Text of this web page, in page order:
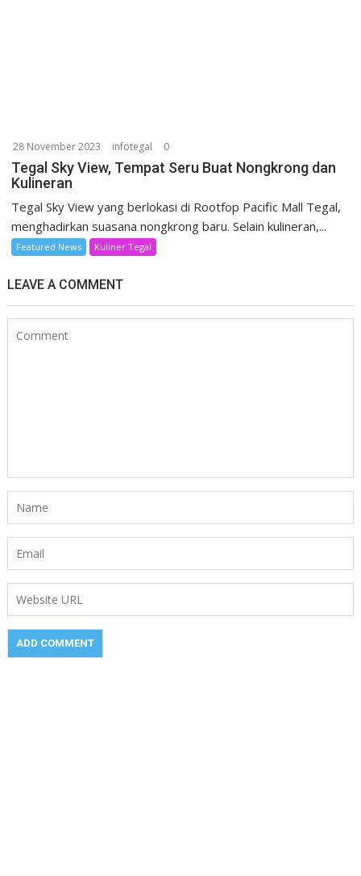
28 November 2023 infotegal 0
Tegal Sky View, Tempat Seru Buat Nongkrong dan
Kulineran
Tegal Sky View yang berlokasi di Rootfop Pacific Mall Tegal,
menghadirkan suasana nongkrong baru. Selain kulineran,...
Featured News Kuliner Tegal
LEAVE A COMMENT